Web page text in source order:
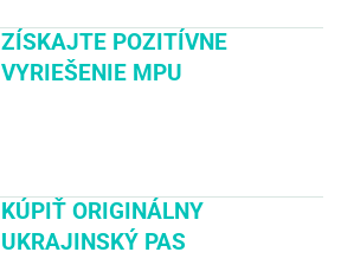
ZÍSKAJTE POZITÍVNE
VYRIEŠENIE MPU
KÚPIŤ ORIGINÁLNY
UKRAJINSKÝ PAS